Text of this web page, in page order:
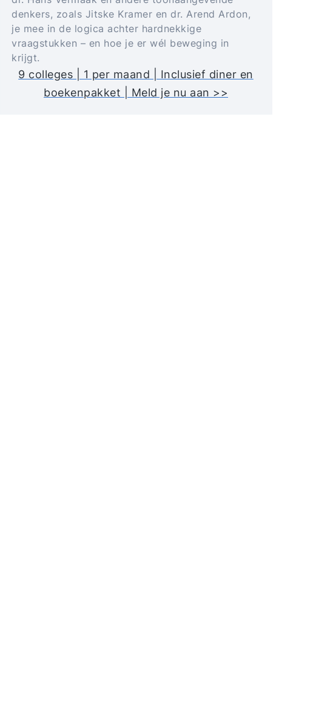
denkers, zoals Jitske Kramer en dr. Arend Ardon,
je mee in de logica achter hardnekkige
vraagstukken – en hoe je er wél beweging in
krijgt.
9 colleges | 1 per maand | Inclusief diner en
boekenpakket | Meld je nu aan >>